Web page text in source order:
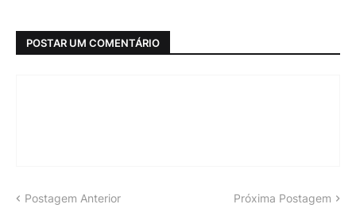
POSTAR UM COMENTÁRIO
Postagem Anterior Próxima Postagem